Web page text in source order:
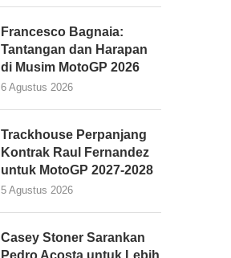
Francesco Bagnaia:
Tantangan dan Harapan
di Musim MotoGP 2026
6 Agustus 2026
Trackhouse Perpanjang
Kontrak Raul Fernandez
untuk MotoGP 2027-2028
5 Agustus 2026
Casey Stoner Sarankan
Pedro Acosta untuk Lebih